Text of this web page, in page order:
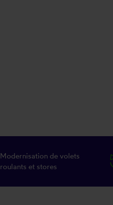
Modernisation de volets
roulants et stores